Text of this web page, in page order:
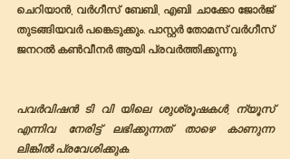
ചെറിയാൻ, വർഗീസ് ബേബി, എബി ചാക്കോ ജോർജ്
തുടങ്ങിയവർ പങ്കെടുക്കും. പാസ്റ്റർ തോമസ് വർഗീസ്
ജനറൽ കൺവീനർ ആയി പ്രവർത്തിക്കുന്നു.
പവർവിഷൻ ടി വി യിലെ ശുശ്രൂഷകൾ, ന്യൂസ്
എന്നിവ നേരിട്ട് ലഭിക്കുന്നത് താഴെ കാണുന്ന
ലിങ്കിൽ പ്രവേശിക്കുക.